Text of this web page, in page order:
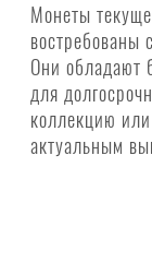
Монеты
востребованы
Они обладают
для
коллекцию
актуальным